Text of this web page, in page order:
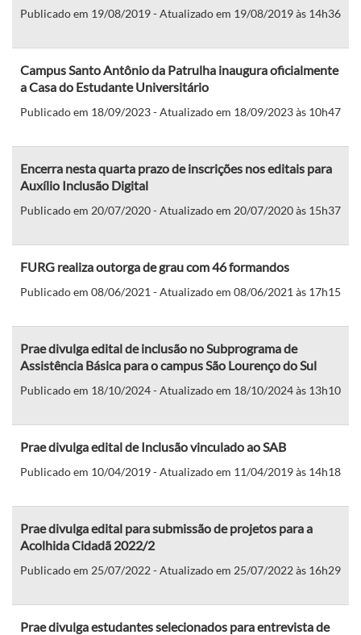
Publicado em 19/08/2019 - Atualizado em 19/08/2019 às 14h36
Campus Santo Antônio da Patrulha inaugura oficialmente
a Casa do Estudante Universitário
Publicado em 18/09/2023 - Atualizado em 18/09/2023 às 10h47
Encerra nesta quarta prazo de inscrições nos editais para
Auxílio Inclusão Digital
Publicado em 20/07/2020 - Atualizado em 20/07/2020 às 15h37
FURG realiza outorga de grau com 46 formandos
Publicado em 08/06/2021 - Atualizado em 08/06/2021 às 17h15
Prae divulga edital de inclusão no Subprograma de
Assistência Básica para o campus São Lourenço do Sul
Publicado em 18/10/2024 - Atualizado em 18/10/2024 às 13h10
Prae divulga edital de Inclusão vinculado ao SAB
Publicado em 10/04/2019 - Atualizado em 11/04/2019 às 14h18
Prae divulga edital para submissão de projetos para a
Acolhida Cidadã 2022/2
Publicado em 25/07/2022 - Atualizado em 25/07/2022 às 16h29
Prae divulga estudantes selecionados para entrevista de